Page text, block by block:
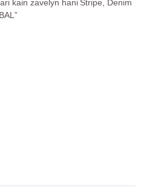
kain zavelyn hani Stripe, Denim